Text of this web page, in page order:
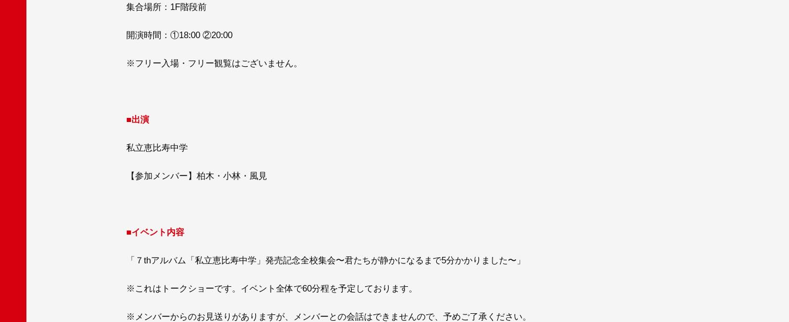
集合場所：1F階段前
開演時間：①18:00 ②20:00
※フリー入場・フリー観覧はございません。
■出演
私立恵比寿中学
【参加メンバー】柏木・小林・風見
■イベント内容
「７thアルバム「私立恵比寿中学」発売記念全校集会〜君たちが静かになるまで5分かかりました〜」
※これはトークショーです。イベント全体で60分程を予定しております。
※メンバーからのお見送りがありますが、メンバーとの会話はできませんので、予めご了承ください。